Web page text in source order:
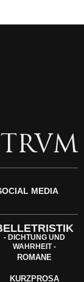
MEDIA
- DICHTUNG UND
WAHRHEIT -
ROMANE
KURZPROSA